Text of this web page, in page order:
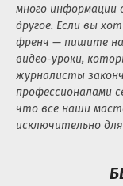
много информации
другое. Если вы
френч — пишите
видео-уроки,
журналисты
профессионалами
что все наши
исключительно